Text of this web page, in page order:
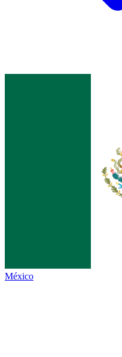
México